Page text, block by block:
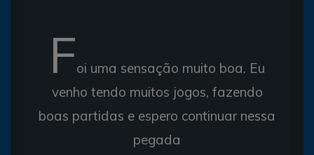
Foi uma sensação muito boa. Eu
venho tendo muitos jogos, fazendo
boas partidas e espero continuar nessa
pegada